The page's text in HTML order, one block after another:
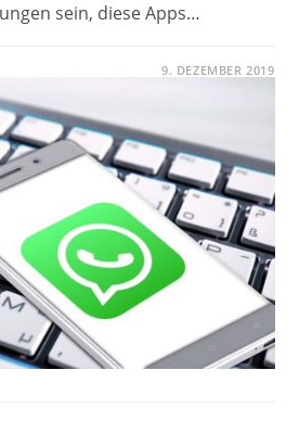
sein, diese Apps…
9. DEZEMBER 2019